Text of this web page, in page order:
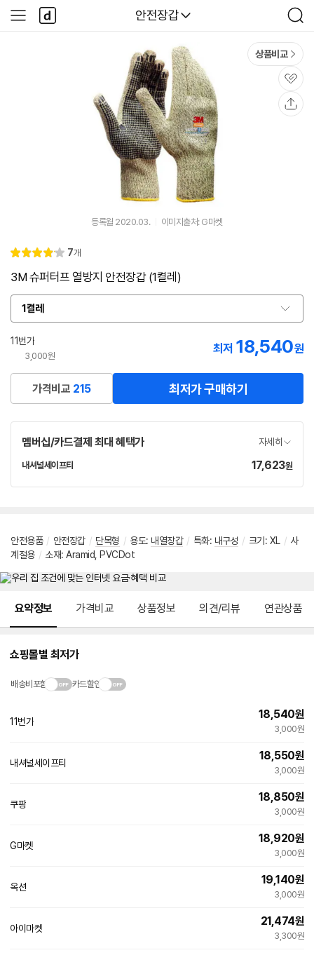
다나와
안전장갑
검
색
사
이
다
나
와
상품비교
관
심
등록월 2020.03. 이미지출처: G마켓
별
4.
리
7개
3M 슈퍼터프 열방지 안전장갑 (1켤레)
1켤레
옵
션
선
택
11번가
3,000원
최저 18,540원
가격비교 215 최저가 구매하기
멤버십/카드결제 최대 혜택가 자세히
내셔널세이프티네
가
17,623원
안전용품 / 안전장갑 / 단목형 / 용도: 내열장갑 / 특화: 내구성 / 크기 : XL / 사
계절용 / 소재: Aramid, PVCDot
요약정보 가격비교 상품정보 의견/리뷰 연관상품
쇼핑몰별 최저가
배송비포함 카드할인
11번가
18,540원
3,000원
내셔널세이프티
18,550원
3,000원
쿠팡
18,850원
3,000원
G마켓
18,920원
3,000원
옥션
19,140원
3,000원
아이마켓
21,474원
3,300원